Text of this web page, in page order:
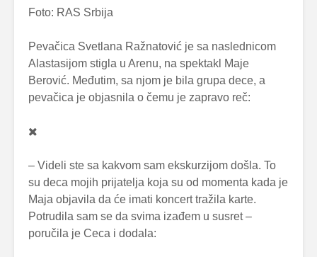
Foto: RAS Srbija
Pevačica Svetlana Ražnatović je sa naslednicom
Alastasijom stigla u Arenu, na spektakl Maje
Berović. Međutim, sa njom je bila grupa dece, a
pevačica je objasnila o čemu je zapravo reč:
– Videli ste sa kakvom sam ekskurzijom došla. To
su deca mojih prijatelja koja su od momenta kada je
Maja objavila da će imati koncert tražila karte.
Potrudila sam se da svima izađem u susret –
poručila je Ceca i dodala: